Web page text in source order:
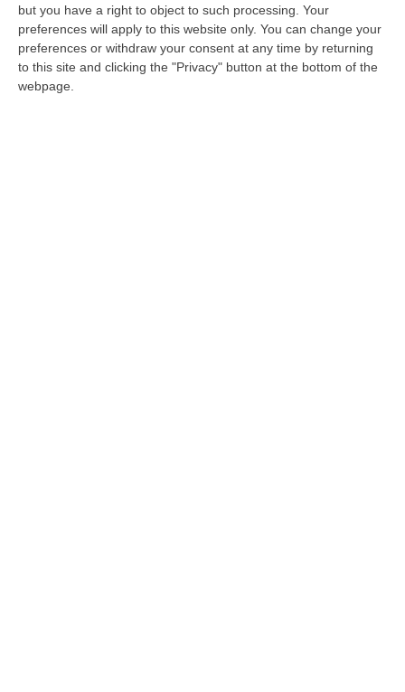
but you have a right to object to such processing. Your
preferences will apply to this website only. You can change your
preferences or withdraw your consent at any time by returning
to this site and clicking the "Privacy" button at the bottom of the
webpage.
rappresentative di persone con disabilità e
dei loro familiari FISH Calabria, FAND
Calabria e ANFFAS Calabria, riconoscendo a
quest’ultima l’organizzazione a livello